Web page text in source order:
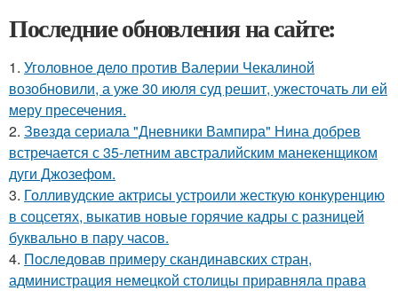
Последние обновления на сайте:
1. Уголовное дело против Валерии Чекалиной
возобновили, а уже 30 июля суд решит, ужесточать ли ей
меру пресечения.
2. Звeздa сериала "Дневники Вампира" Нина добрев
встречается с 35-летним австралийским манекенщиком
дуги Джозефом.
3. Голливудские актрисы устроили жесткую конкуренцию
в соцсетях, выкатив новые горячие кадры с разницей
буквально в пару часов.
4. Последовав примеру скандинавских стран,
администрация немецкой столицы приравняла права